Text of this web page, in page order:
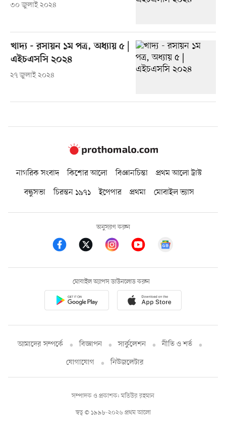
৩০ জুলাই ২০২৪
খাদ্য - রসায়ন ১ম পত্র, অধ্যায় ৫ |
এইচএসসি ২০২৪
২৭ জুলাই ২০২৪
নাগরিক সংবাদ কিশোর আলো বিজ্ঞানচিন্তা
প্রথম আলো ট্রাস্ট
বন্ধুসভা
চিরন্তন ১৯৭১ ইপেপার প্রথমা মোবাইল ভ্যাস
অনুসরণ করুন
মোবাইল অ্যাপস ডাউনলোড করুন
আমাদের সম্পর্কে বিজ্ঞাপন সার্কুলেশন
নীতি ও শর্ত
যোগাযোগ
নিউজলেটার
স্বত্ব © ১৯৯৮-২০২৬ প্রথম আলো
সম্পাদক ও প্রকাশক: মতিউর রহমান